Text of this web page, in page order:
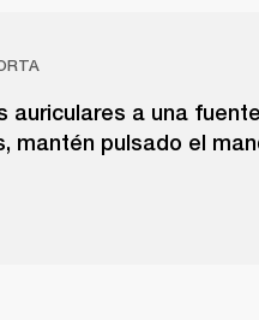
auriculares a una
mantén pulsado el